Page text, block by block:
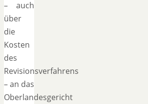
– auch
über
die
Kosten
des
Revisionsverfahrens
– an das
Oberlandesgericht